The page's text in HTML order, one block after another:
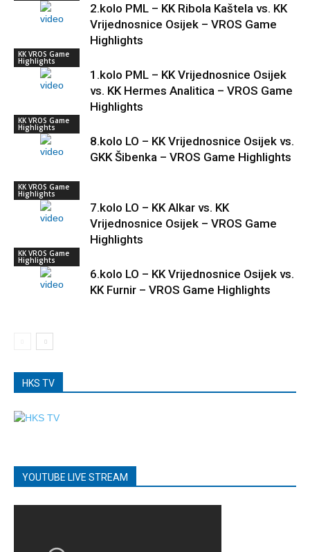
2.kolo PML – KK Ribola Kaštela vs. KK
Vrijednosnice Osijek – VROS Game
Highlights
KK VROS Game
Highlights
1.kolo PML – KK Vrijednosnice Osijek
vs. KK Hermes Analitica – VROS Game
Highlights
KK VROS Game
Highlights
8.kolo LO – KK Vrijednosnice Osijek vs.
GKK Šibenka – VROS Game Highlights
KK VROS Game
Highlights
7.kolo LO – KK Alkar vs. KK
Vrijednosnice Osijek – VROS Game
Highlights
KK VROS Game
Highlights
6.kolo LO – KK Vrijednosnice Osijek vs.
KK Furnir – VROS Game Highlights
HKS TV
YOUTUBE LIVE STREAM